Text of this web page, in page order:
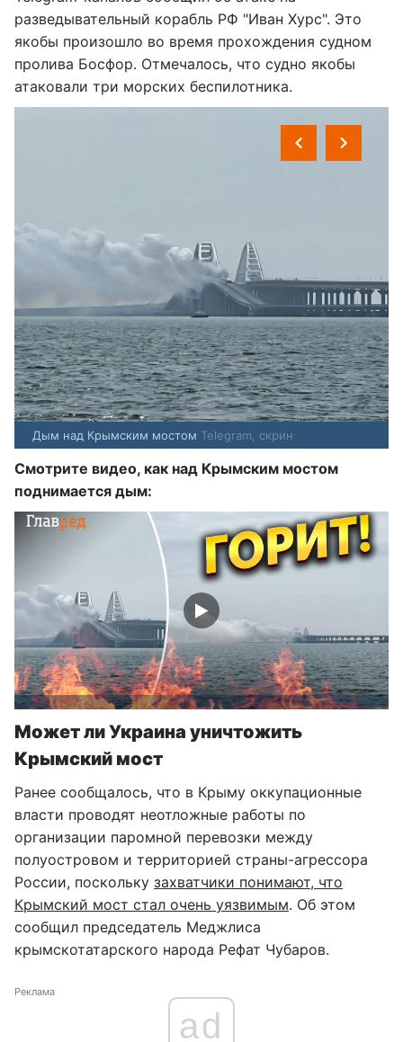
разведывательный корабль РФ "Иван Хурс". Это
якобы произошло во время прохождения судном
пролива Босфор. Отмечалось, что судно якобы
атаковали три морских беспилотника.
Дым над Крымским мостом Telegram, скрин
Смотрите видео, как над Крымским мостом
поднимается дым:
Может ли Украина уничтожить
Крымский мост
Ранее сообщалось, что в Крыму оккупационные
власти проводят неотложные работы по
организации паромной перевозки между
полуостровом и территорией страны-агрессора
России, поскольку захватчики понимают, что
Крымский мост стал очень уязвимым. Об этом
сообщил председатель Меджлиса
крымскотатарского народа Рефат Чубаров.
Реклама
ad